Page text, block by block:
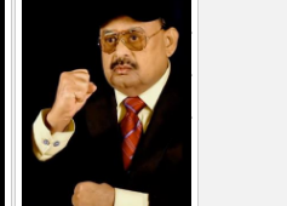
کرتے مہاجروں نے ظلم
کیایامہاجروں پر ظلم
...